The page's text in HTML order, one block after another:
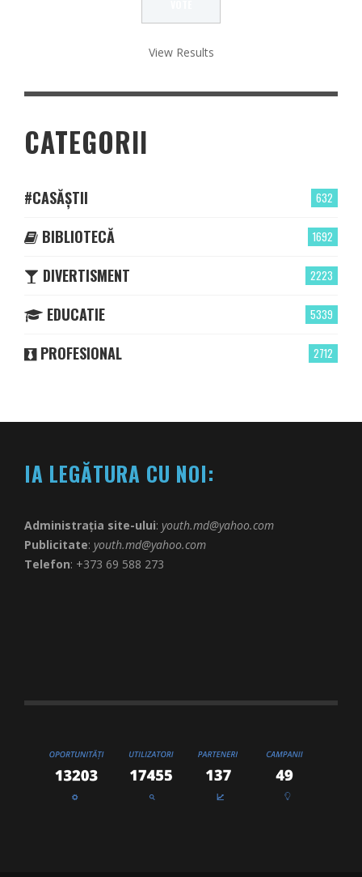
View Results
CATEGORII
632
#CASĂȘTII
1692
BIBLIOTECĂ
2223
DIVERTISMENT
5339
EDUCATIE
2712
PROFESIONAL
IA LEGĂTURA CU NOI:
Administrația site-ului: youth.md@yahoo.com
Publicitate: youth.md@yahoo.com
Telefon: +373 69 588 273